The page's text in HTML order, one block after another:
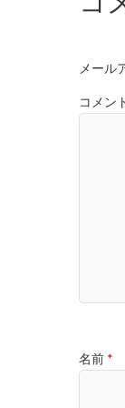
メール
コメン
名前 *